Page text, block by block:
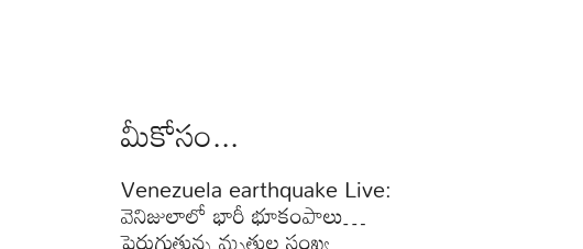
మీకోసం...
Venezuela earthquake Live:
వెనిజులాలో భారీ భూకంపాలు…